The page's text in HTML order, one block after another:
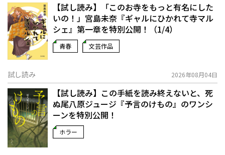
【試し読み】「このお寺をもっと有名にした
いの！」宮島未奈『ギャルにひかれて寺マル
シェ』第一章を特別公開！（1/4）
青春 文芸作品
試し読み 2026年08月04日
【試し読み】この手紙を読み終えないと、死
ぬ――尾八原ジュージ『予言のけもの』のワンシ
ーンを特別公開！
ホラー